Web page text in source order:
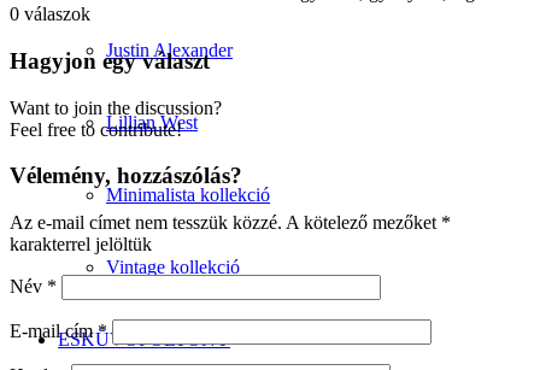
Justin Alexander
Lillian West
Minimalista kollekció
Vintage kollekció
ESKÜVŐI ÖLTÖNY
0 válaszok
Hagyjon egy választ
Want to join the discussion?
Feel free to contribute!
Vélemény, hozzászólás?
Az e-mail címet nem tesszük közzé. A kötelező mezőket *
karakterrel jelöltük
Név *
E-mail cím*